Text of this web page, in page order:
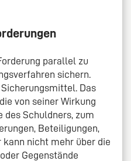
parallel zu
sichern.
Das
von seiner Wirkung
des Schuldners, zum
Beteiligungen,
kann nicht mehr über die
Gegenstände